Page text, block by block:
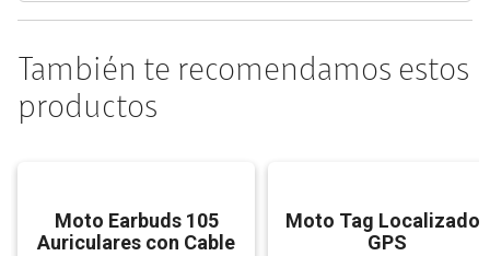
También te recomendamos estos
productos
Moto Earbuds 105
Auriculares con Cable
Moto Tag Localizador
GPS